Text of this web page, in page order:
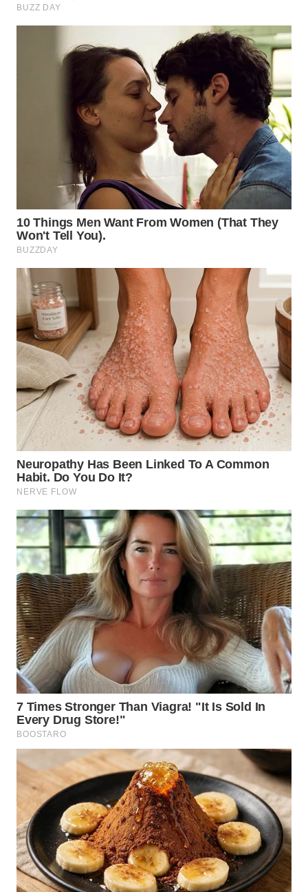
WN
SAMOSIR
WN
PADANG
LAWAS
WN
SUMEDANG
WN
CIANJUR
WN
KEPULAUAN
SERIBU
TANGERANG
WN
BINJAI
WN
CIREBON
WN
INDRAMAYU
WN
KUNINGAN
WN
MAJALENGKA
SUBANG
SUKABUMI
WN
PURWAKARTA